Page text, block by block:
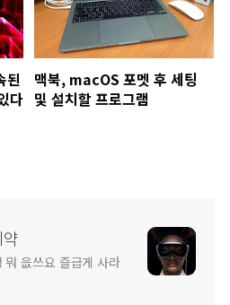
된
다
맥북, macOS 포멧 후 세팅
및 설치할 프로그램
읎쓰요 즐급게 사라